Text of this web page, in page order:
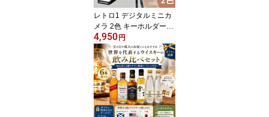
レトロ1 デジタルミニカ
メラ 2色 キーホルダーサ
イズに驚かされるデジタ
ルカメラ インスタントカ
メラのフォルムがカワイ
イ USBやメモリーカー
ドでデータ保存可能 解析
度：360万画素 サイズ：
W32×H30×D38mm 付属
品：USBケーブル、スト
4,950円